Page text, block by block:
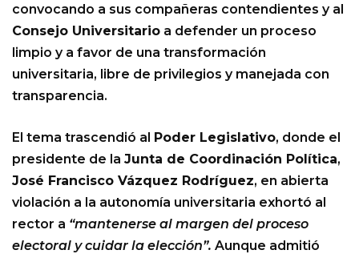
convocando a sus compañeras contendientes y al
Consejo Universitario a defender un proceso
limpio y a favor de una transformación
universitaria, libre de privilegios y manejada con
transparencia.
El tema trascendió al Poder Legislativo, donde el
presidente de la Junta de Coordinación Política,
José Francisco Vázquez Rodríguez, en abierta
violación a la autonomía universitaria exhortó al
rector a “mantenerse al margen del proceso
electoral y cuidar la elección”. Aunque admitió